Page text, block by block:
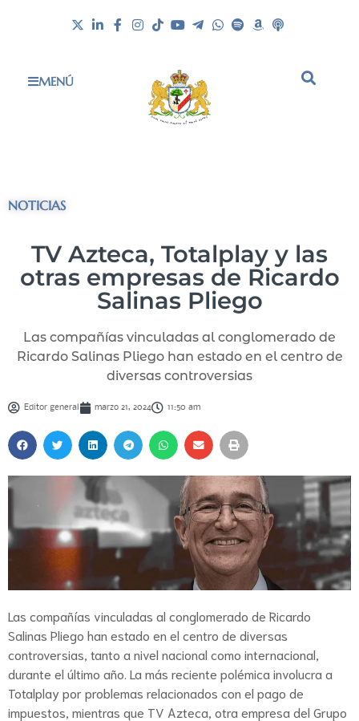
MENÚ
NOTICIAS
TV Azteca, Totalplay y las
otras empresas de Ricardo
Salinas Pliego
Las compañías vinculadas al conglomerado de
Ricardo Salinas Pliego han estado en el centro de
diversas controversias
Editor general marzo 21, 2024 11:50 am
Las compañías vinculadas al conglomerado de Ricardo
Salinas Pliego han estado en el centro de diversas
controversias, tanto a nivel nacional como internacional,
durante el último año. La más reciente polémica involucra a
Totalplay por problemas relacionados con el pago de
impuestos, mientras que TV Azteca, otra empresa del Grupo